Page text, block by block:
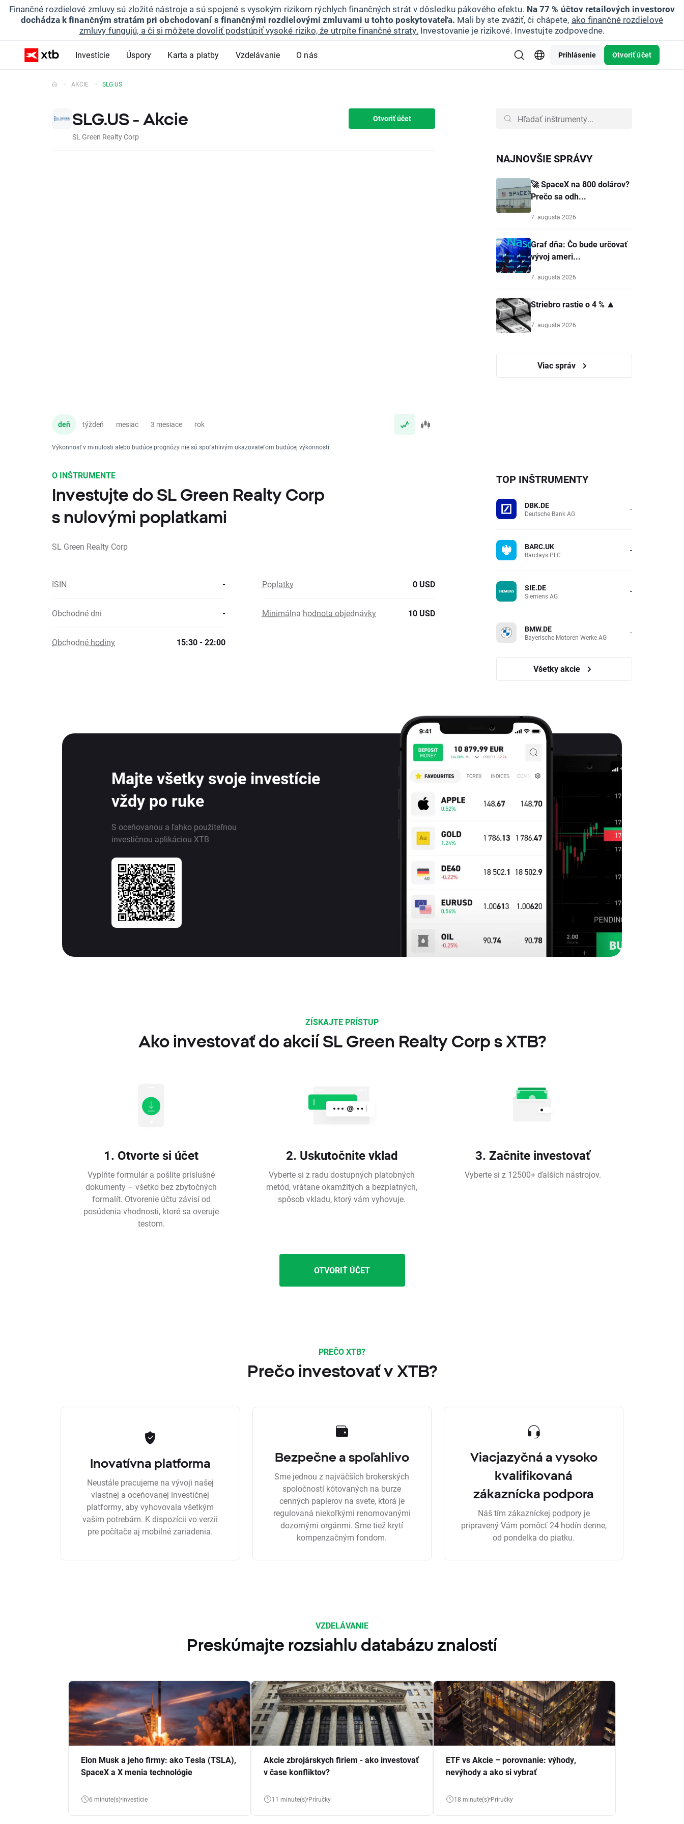
Finančné rozdielové zmluvy sú zložité nástroje a sú spojené s vysokým rizikom rýchlych finančných strát v dôsledku pákového efektu. Na 77 % účtov retailových investorov
dochádza k finančným stratám pri obchodovaní s finančnými rozdielovými zmluvami u tohto poskytovateľa. Mali by ste zvážiť, či chápete, ako finančné rozdielové
zmluvy fungujú, a či si môžete dovoliť podstúpiť vysoké riziko, že utrpíte finančné straty. Investovanie je rizikové. Investujte zodpovedne.
Investície Úspory Karta a platby Vzdelávanie O nás Prihlásenie Otvoriť účet
AKCIE SLG.US
SLG.US - Akcie
SL Green Realty Corp
Otvoriť účet
deň týždeň mesiac 3 mesiace rok
Výkonnosť v minulosti alebo budúce prognózy nie sú spoľahlivým ukazovateľom budúcej výkonnosti.
NAJNOVŠIE SPRÁVY
🚀 SpaceX na 800 dolárov?
Prečo sa odh...
7. augusta 2026
Graf dňa: Čo bude určovať
vývoj ameri...
7. augusta 2026
Striebro rastie o 4 % 🔼
7. augusta 2026
Viac správ
O INŠTRUMENTE
Investujte do SL Green Realty Corp
s nulovými poplatkami
SL Green Realty Corp
ISIN - Poplatky 0 USD
Obchodné dni - Minimálna hodnota objednávky 10 USD
Obchodné hodiny 15:30 - 22:00
TOP INŠTRUMENTY
DBK.DE
Deutsche Bank AG -
BARC.UK
Barclays PLC -
SIE.DE
Siemens AG -
BMW.DE
Bayerische Motoren Werke AG -
Všetky akcie
Majte všetky svoje investície
vždy po ruke
S oceňovanou a ľahko použiteľnou
investičnou aplikáciou XTB
ZÍSKAJTE PRÍSTUP
Ako investovať do akcií SL Green Realty Corp s XTB?
1. Otvorte si účet
Vyplňte formulár a pošlite príslušné
dokumenty – všetko bez zbytočných
formalít. Otvorenie účtu závisí od
posúdenia vhodnosti, ktoré sa overuje
testom.
2. Uskutočnite vklad
Vyberte si z radu dostupných platobných
metód, vrátane okamžitých a bezplatných,
spôsob vkladu, ktorý vám vyhovuje.
3. Začnite investovať
Vyberte si z 12500+ ďalších nástrojov.
OTVORIŤ ÚČET
PREČO XTB?
Prečo investovať v XTB?
Inovatívna platforma
Neustále pracujeme na vývoji našej
vlastnej a oceňovanej investičnej
platformy, aby vyhovovala všetkým
vašim potrebám. K dispozícii vo verzii
pre počítače aj mobilné zariadenia.
Bezpečne a spoľahlivo
Sme jednou z najväčších brokerských
spoločností kótovaných na burze
cenných papierov na svete, ktorá je
regulovaná niekoľkými renomovanými
dozornými orgánmi. Sme tiež krytí
kompenzačným fondom.
Viacjazyčná a vysoko
kvalifikovaná
zákaznícka podpora
Náš tím zákazníckej podpory je
pripravený Vám pomôcť 24 hodín denne,
od pondelka do piatku.
VZDELÁVANIE
Preskúmajte rozsiahlu databázu znalostí
Elon Musk a jeho firmy: ako Tesla (TSLA),
SpaceX a X menia technológie
6 minute(s) Investície
Akcie zbrojárskych firiem - ako investovať
v čase konfliktov?
11 minute(s) Príručky
ETF vs Akcie – porovnanie: výhody,
nevýhody a ako si vybrať
18 minute(s) Príručky